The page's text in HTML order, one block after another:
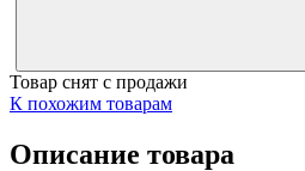
Товар снят с продажи
К похожим товарам
Описание товара